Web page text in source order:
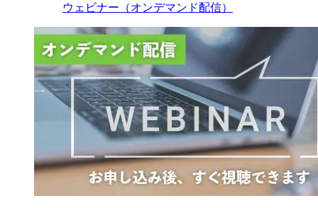
ウェビナー（オンデマンド配信）